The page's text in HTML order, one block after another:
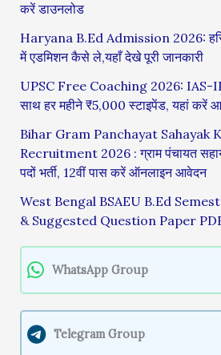
करें डाउनलोड
Haryana B.Ed Admission 2026:
में एडमिशन कैसे ले,यहाँ देखे पूरी जानकारी
UPSC Free Coaching 2026: IAS-
साथ हर महीने ₹5,000 स्टाइपेंड, यहां करें
Bihar Gram Panchayat Sahayak
Recruitment 2026 : ग्राम पंचायत
पदों भर्ती, 12वीं पास करें ऑनलाइन आवेदन
West Bengal BSAEU B.Ed
& Suggested Question Paper
WhatsApp Group
Telegram Group